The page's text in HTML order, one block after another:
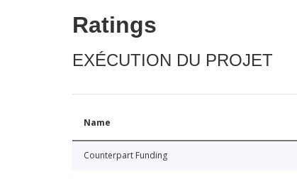
Ratings
EXÉCUTION DU PROJET
Name
Counterpart Funding